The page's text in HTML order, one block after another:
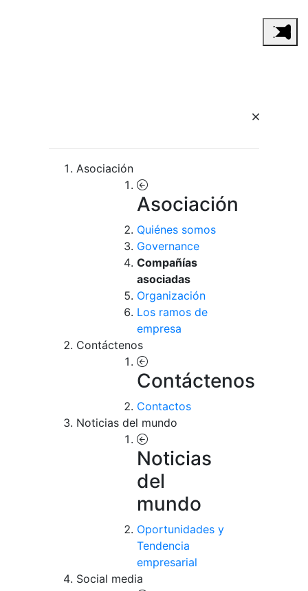
Asociación
Asociación
Quiénes somos
Governance
Compañías
asociadas
Organización
Los ramos de
empresa
Contáctenos
Contáctenos
Contactos
Noticias del mundo
Noticias
del
mundo
Oportunidades y
Tendencia
empresarial
Social media